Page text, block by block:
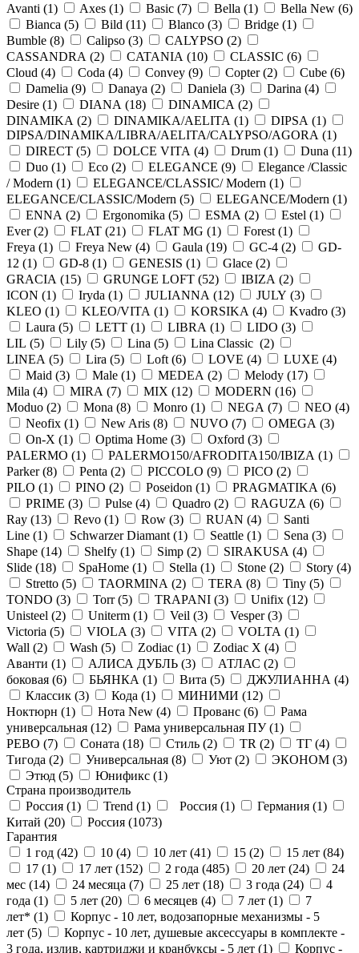
Avanti (1) Axes (1) Basic (7) Bella (1) Bella New (6)
Bianca (5) Bild (11) Blanco (3) Bridge (1)
Bumble (8) Calipso (3) CALYPSO (2)
CASSANDRA (2) CATANIA (10) CLASSIC (6)
Cloud (4) Coda (4) Convey (9) Copter (2) Cube (6)
Damelia (9) Danaya (2) Daniela (3) Darina (4)
Desire (1) DIANA (18) DINAMICA (2)
DINAMIKA (2) DINAMIKA/AELITA (1) DIPSA (1)
DIPSA/DINAMIKA/LIBRA/AELITA/CALYPSO/AGORA (1)
DIRECT (5) DOLCE VITA (4) Drum (1) Duna (11)
Duo (1) Eco (2) ELEGANCE (9)
Elegance /Classic
/ Modern (1) ELEGANCE/CLASSIC/ Modern (1)
ELEGANCE/CLASSIC/Modern (5) ELEGANCE/Modern (1)
ENNA (2) Ergonomika (5) ESMA (2) Estel (1)
Ever (2) FLAT (21) FLAT MG (1) Forest (1)
Freya (1) Freya New (4) Gaula (19) GC-4 (2)
GD-
12 (1) GD-8 (1) GENESIS (1) Glace (2)
GRACIA (15) GRUNGE LOFT (52) IBIZA (2)
ICON (1) Iryda (1) JULIANNA (12) JULY (3)
KLEO (1) KLEO/VITA (1) KORSIKA (4) Kvadro (3)
Laura (5) LETT (1) LIBRA (1) LIDO (3)
LIL (5) Lily (5) Lina (5) Lina Classic (2)
LINEA (5) Lira (5) Loft (6) LOVE (4) LUXE (4)
Maid (3) Male (1) MEDEA (2) Melody (17)
Mila (4) MIRA (7) MIX (12) MODERN (16)
Moduo (2) Mona (8) Monro (1) NEGA (7) NEO (4)
Neofix (1) New Aris (8) NUVO (7) OMEGA (3)
On-X (1) Optima Home (3) Oxford (3)
PALERMO (1) PALERMO150/AFRODITA150/IBIZA (1)
Parker (8) Penta (2) PICCOLO (9) PICO (2)
PILO (1) PINO (2) Poseidon (1) PRAGMATIKA (6)
PRIME (3) Pulse (4) Quadro (2) RAGUZA (6)
Ray (13) Revo (1) Row (3) RUAN (4)
Santi
Line (1) Schwarzer Diamant (1) Seattle (1) Sena (3)
Shape (14) Shelfy (1) Simp (2) SIRAKUSA (4)
Slide (18) SpaHome (1) Stella (1) Stone (2) Story (4)
Stretto (5) TAORMINA (2) TERA (8) Tiny (5)
TONDO (3) Torr (5) TRAPANI (3) Unifix (12)
Unisteel (2) Uniterm (1) Veil (3) Vesper (3)
Victoria (5) VIOLA (3) VITA (2) VOLTA (1)
Wall (2) Wash (5) Zodiac (1) Zodiac X (4)
Аванти (1) АЛИСА ДУБЛЬ (3) АТЛАС (2)
боковая (6) БЬЯНКА (1) Вита (5) ДЖУЛИАННА (4)
Классик (3) Кода (1) МИНИМИ (12)
Ноктюрн (1) Нота New (4) Прованс (6)
Рама
универсальная (12) Рама универсальная ПУ (1)
РЕВО (7) Соната (18) Стиль (2) ТR (2) ТГ (4)
Тигода (2) Универсальная (8) Уют (2) ЭКОНОМ (3)
Этюд (5) Юнификс (1)
Страна производитель
Россия (1) Trend (1) Россия (1) Германия (1)
Китай (20) Россия (1073)
Гарантия
1 год (42) 10 (4) 10 лет (41) 15 (2) 15 лет (84)
17 (1) 17 лет (152) 2 года (485) 20 лет (24)
24
мес (14) 24 месяца (7) 25 лет (18) 3 года (24)
4
года (1) 5 лет (20) 6 месяцев (4) 7 лет (1)
7
лет* (1)
Корпус - 10 лет, водозапорные механизмы - 5
лет (5)
Корпус - 10 лет, душевые аксессуары в комплекте -
3 года, излив, картриджи и кранбуксы - 5 лет (1) Корпус -